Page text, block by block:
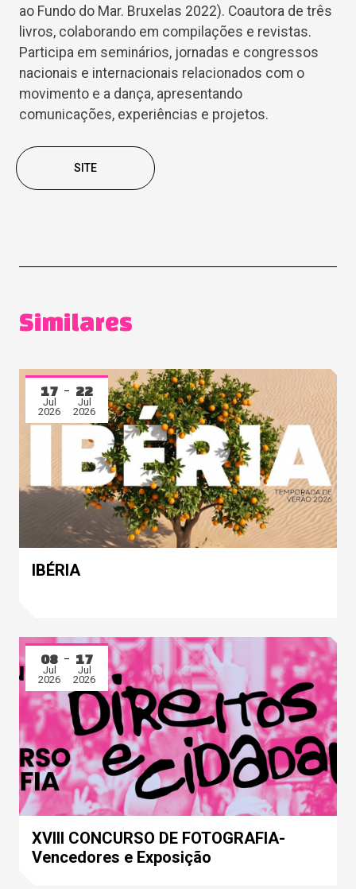
ao Fundo do Mar. Bruxelas 2022). Coautora de três
livros, colaborando em compilações e revistas.
Participa em seminários, jornadas e congressos
nacionais e internacionais relacionados com o
movimento e a dança, apresentando
comunicações, experiências e projetos.
SITE
Similares
17
Jul
2026
22
Jul
2026
IBÉRIA
08
Jul
2026
17
Jul
2026
XVIII CONCURSO DE FOTOGRAFIA-
Vencedores e Exposição